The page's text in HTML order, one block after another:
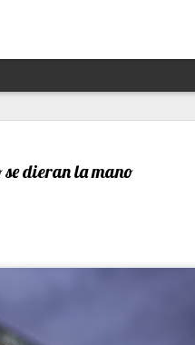
se dieran la mano
escénico
desgraciada vigencia en este siglo
de amenaza a las democracias,
crecientes por parte de las
talibanes, de un avance alucinante
caprichosa y avasalladora.